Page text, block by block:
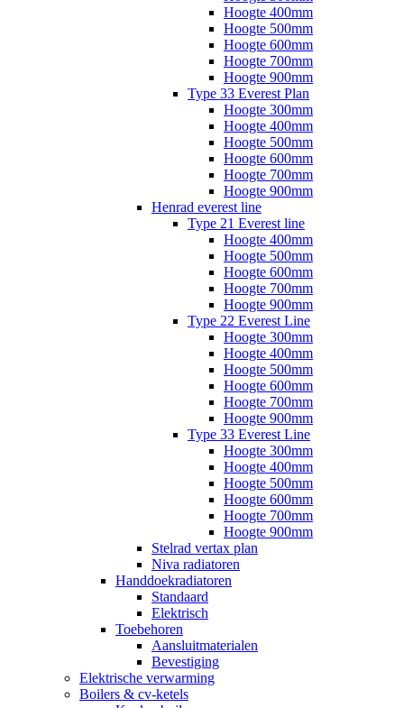
Hoogte 400mm
Hoogte 500mm
Hoogte 600mm
Hoogte 700mm
Hoogte 900mm
Type 33 Everest Plan
Hoogte 300mm
Hoogte 400mm
Hoogte 500mm
Hoogte 600mm
Hoogte 700mm
Hoogte 900mm
Henrad everest line
Type 21 Everest line
Hoogte 400mm
Hoogte 500mm
Hoogte 600mm
Hoogte 700mm
Hoogte 900mm
Type 22 Everest Line
Hoogte 300mm
Hoogte 400mm
Hoogte 500mm
Hoogte 600mm
Hoogte 700mm
Hoogte 900mm
Type 33 Everest Line
Hoogte 300mm
Hoogte 400mm
Hoogte 500mm
Hoogte 600mm
Hoogte 700mm
Hoogte 900mm
Stelrad vertax plan
Niva radiatoren
Handdoekradiatoren
Standaard
Elektrisch
Toebehoren
Aansluitmaterialen
Bevestiging
Elektrische verwarming
Boilers & cv-ketels